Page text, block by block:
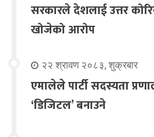
सरकारले देशलाई उत्तर
खोजेको आरोप
२२ श्रावण २०८३, शुक्रबार
एमालेले पार्टी सदस्यता
‘डिजिटल’ बनाउने